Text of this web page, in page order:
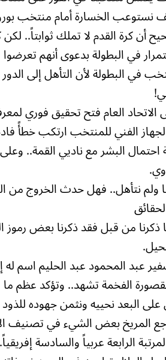
نستوعب الخسارة أمام منتخب
أن كرة القدم لا تملك ثوابتاً..
في البطولة بدعوى أنهم
في البطولة لأن التأهل إلى
الاتحاد العام فتح تحقيق فوري
الفني للمنتخب ارتكب خطأً
احتمال البشر مع ناديي القمة..
ولم نتأهل.. فهل حدث الخروج من
ذكرنا من قبل فقد ذكرنا بعض رموز
عبد المحمود عبد الحليم اسم له
الفخمة تشهد.. وتؤكد عظم
البعد نحييه ونثمن جهوده
المريخ بعض الشيء في تصنيف
الرابعة عربياً والسادسة